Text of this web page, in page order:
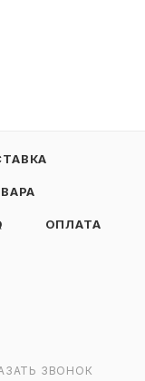
ОПЛАТА
ЗВОНОК